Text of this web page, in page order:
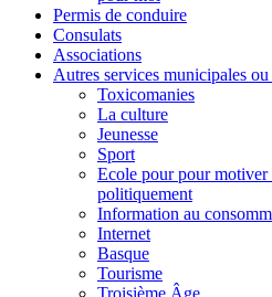
Permis de conduire
Consulats
Associations
Autres services municipales ou
Toxicomanies
La culture
Jeunesse
Sport
Ecole pour pour motiver
politiquement
Information au
Internet
Basque
Tourisme